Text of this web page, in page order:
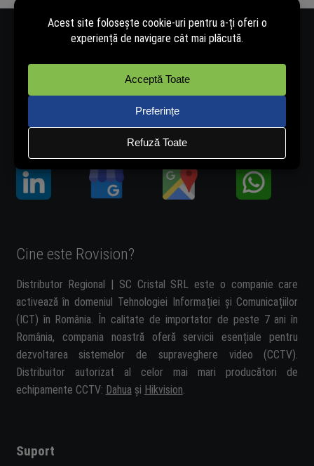
Număr de telefon - 0334.405.358
Adresă de e-mail - vanzari@rovision.ro
Ne găsești și pe:
Cine este Rovision?
Distributor Regional | SC Cristal SRL este o companie care
activează în domeniul Tehnologiei Informației și Comunicațiilor
(ICT) în România. În calitate de importator de peste 7 ani în
România, compania noastră oferă servicii esențiale pentru
dezvoltarea sistemelor de supraveghere video (CCTV).
Distribuitor autorizat al celor mai mari producători de
echipamente CCTV: Dahua și Hikvision.
Suport